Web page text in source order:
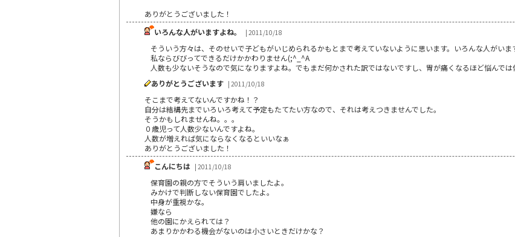
ありがとうございました！
いろんな人がいますよね。
| 2011/10/18
そういう方々は、そのせいで子どもがいじめられるかもとまで考えていないように思います。いろんな人がいま
私ならびびってできるだけかかわりません(;^_^A
人数も少ないそうなので気になりますよね。でもまだ何かされた訳ではないですし、胃が痛くなるほど悩んでは
ありがとうございます | 2011/10/18
そこまで考えてないんですかね！？
自分は結構先までいろいろ考えて予定もたてたい方なので、それは考えつきませんでした。
そうかもしれませんね。。。
０歳児って人数少ないんですよね。
人数が増えれば気にならなくなるといいなぁ
ありがとうございました！
こんにちは | 2011/10/18
保育園の親の方でそういう肩いましたよ。
みかけで判断しない保育園でしたよ。
中身が重視かな。
嫌なら
他の園にかえられては？
あまりかかわる機会がないのは小さいときだけかな？